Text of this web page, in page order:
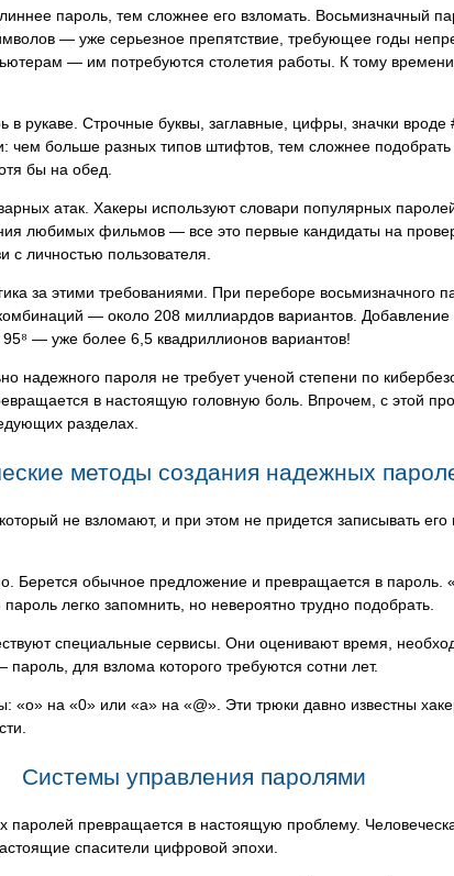
пароль, тем сложнее его взломать. Восьмизначный
— уже серьезное препятствие, требующее годы
— им потребуются столетия работы. К тому
в рукаве. Строчные буквы, заглавные, цифры, значки
чем больше разных типов штифтов, тем сложнее
бы на обед.
атак. Хакеры используют словари популярных
любимых фильмов — все это первые кандидаты на
с личностью пользователя.
за этими требованиями. При переборе восьмизначного
— около 208 миллиардов вариантов.
— уже более 6,5 квадриллионов вариантов!
надежного пароля не требует ученой степени по
в настоящую головную боль. Впрочем, с этой
разделах.
методы создания надежных
не взломают, и при этом не придется записывать
Берется обычное предложение и превращается в пароль.
легко запомнить, но невероятно трудно подобрать.
специальные сервисы. Они оценивают время,
для взлома которого требуются сотни лет.
«o» на «0» или «a» на «@». Эти трюки давно известны
Системы управления паролями
паролей превращается в настоящую проблему.
спасители цифровой эпохи.